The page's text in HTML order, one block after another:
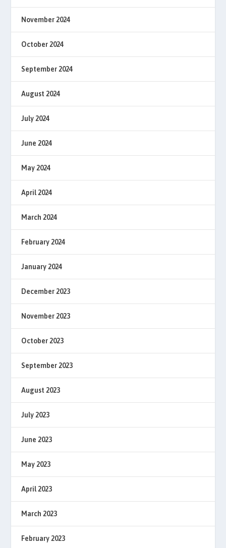
November 2024
October 2024
September 2024
August 2024
July 2024
June 2024
May 2024
April 2024
March 2024
February 2024
January 2024
December 2023
November 2023
October 2023
September 2023
August 2023
July 2023
June 2023
May 2023
April 2023
March 2023
February 2023